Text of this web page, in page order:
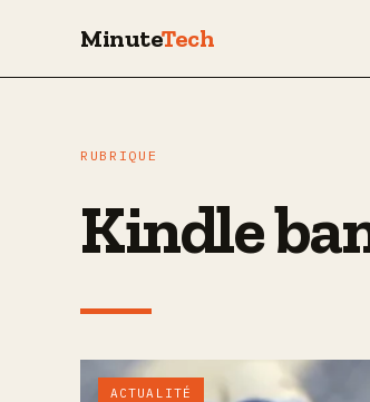
MinuteTech
RUBRIQUE
Kindle
ACTUALITÉ